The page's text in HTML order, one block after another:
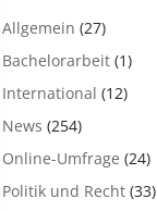
Allgemein (27)
Bachelorarbeit (1)
International (12)
News (254)
Online-Umfrage (24)
Politik und Recht (33)